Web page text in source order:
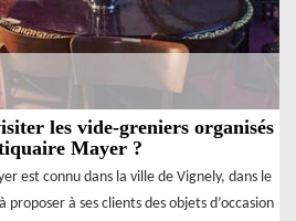
les vide-greniers organisés
Mayer ?
est connu dans la ville de Vignely, dans le
à ses clients des objets d’occasion